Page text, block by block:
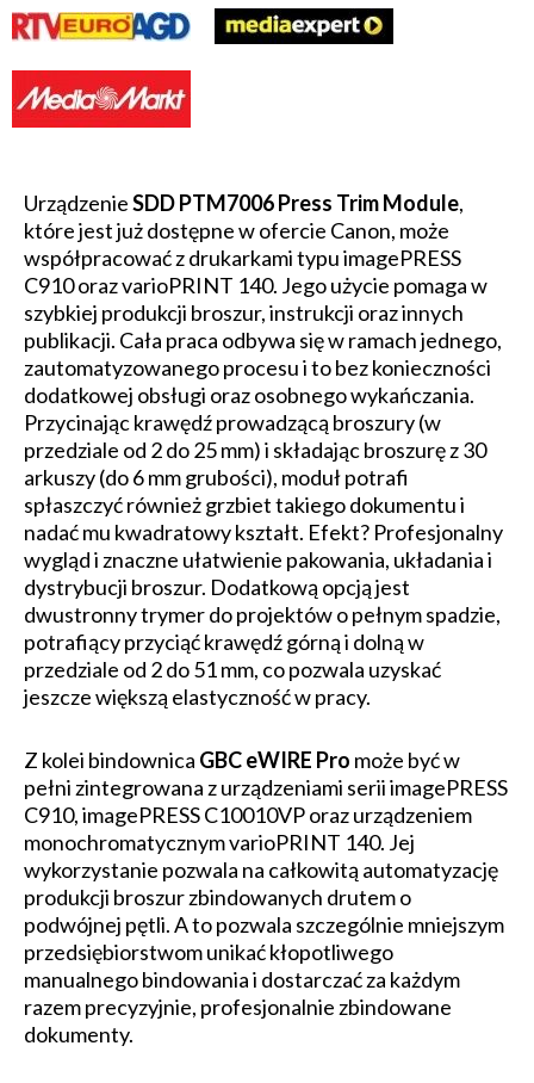
UrządzenieSDD PTM7006 Press Trim Module,
które jest już dostępne w ofercie Canon, może
współpracować z drukarkami typu imagePRESS
C910 oraz varioPRINT 140. Jego użycie pomaga w
szybkiej produkcji broszur, instrukcji oraz innych
publikacji. Cała praca odbywa się w ramach jednego,
zautomatyzowanego procesu i to bez konieczności
dodatkowej obsługi oraz osobnego wykańczania.
Przycinając krawędź prowadzącą broszury (w
przedziale od 2 do 25 mm) i składając broszurę z 30
arkuszy (do 6 mm grubości), moduł potrafi
spłaszczyć również grzbiet takiego dokumentu i
nadać mu kwadratowy kształt. Efekt? Profesjonalny
wygląd i znaczne ułatwienie pakowania, układania i
dystrybucji broszur. Dodatkową opcją jest
dwustronny trymer do projektów o pełnym spadzie,
potrafiący przyciąć krawędź górną i dolną w
przedziale od 2 do 51 mm, co pozwala uzyskać
jeszcze większą elastyczność w pracy.
Z kolei bindownica GBC eWIRE Pro może być w
pełni zintegrowana z urządzeniami serii imagePRESS
C910, imagePRESS C10010VP oraz urządzeniem
monochromatycznym varioPRINT 140. Jej
wykorzystanie pozwala na całkowitą automatyzację
produkcji broszur zbindowanych drutem o
podwójnej pętli. A to pozwala szczególnie mniejszym
przedsiębiorstwom unikać kłopotliwego
manualnego bindowania i dostarczać za każdym
razem precyzyjnie, profesjonalnie zbindowane
dokumenty.